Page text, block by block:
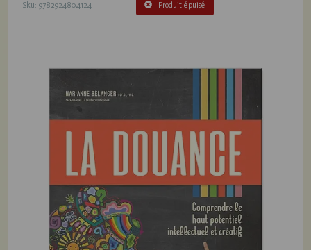
Sku: 9782924804124 Produit épuisé